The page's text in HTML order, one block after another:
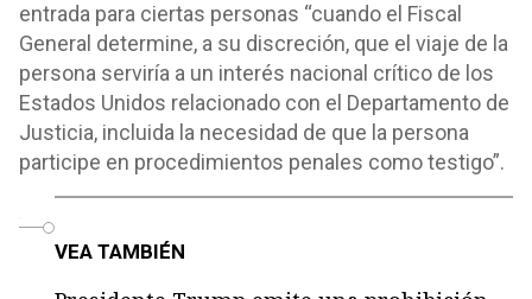
entrada para ciertas personas “cuando el Fiscal
General determine, a su discreción, que el viaje de la
persona serviría a un interés nacional crítico de los
Estados Unidos relacionado con el Departamento de
Justicia, incluida la necesidad de que la persona
participe en procedimientos penales como testigo”.
VEA TAMBIÉN